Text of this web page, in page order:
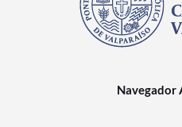
Navegador